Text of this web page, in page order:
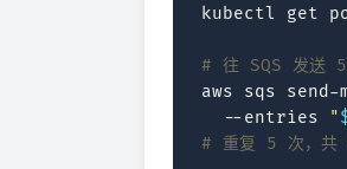
kubectl
get
# 往 SQS 发送
aws
sqs send-
--entries
"
# 重复 5 次，共